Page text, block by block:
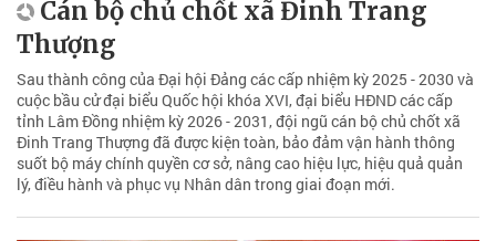
Cán bộ chủ chốt xã Đinh Trang
Thượng
Sau thành công của Đại hội Đảng các cấp nhiệm kỳ 2025 - 2030 và
cuộc bầu cử đại biểu Quốc hội khóa XVI, đại biểu HĐND các cấp
tỉnh Lâm Đồng nhiệm kỳ 2026 - 2031, đội ngũ cán bộ chủ chốt xã
Đinh Trang Thượng đã được kiện toàn, bảo đảm vận hành thông
suốt bộ máy chính quyền cơ sở, nâng cao hiệu lực, hiệu quả quản
lý, điều hành và phục vụ Nhân dân trong giai đoạn mới.